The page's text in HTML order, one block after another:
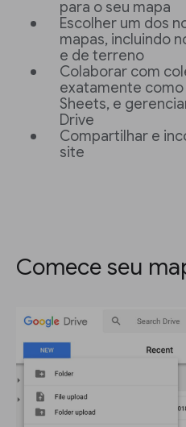
para o seu mapa
Escolher um dos
mapas, incluindo
e de terreno
Colaborar com
exatamente
Sheets, e
Drive
Compartilhar e
site
Comece seu